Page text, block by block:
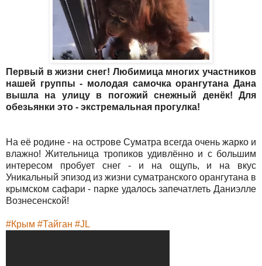
Первый в жизни снег! Любимица многих участников
нашей группы - молодая самочка орангутана Дана
вышла на улицу в погожий снежный денёк! Для
обезьянки это - экстремальная прогулка!
На её родине - на острове Суматра всегда очень жарко и
влажно! Жительница тропиков удивлённо и с большим
интересом пробует снег - и на ощупь, и на вкус
Уникальный эпизод из жизни суматранского орангутана в
крымском сафари - парке удалось запечатлеть Даниэлле
Вознесенской!
#Крым #Тайган #JL